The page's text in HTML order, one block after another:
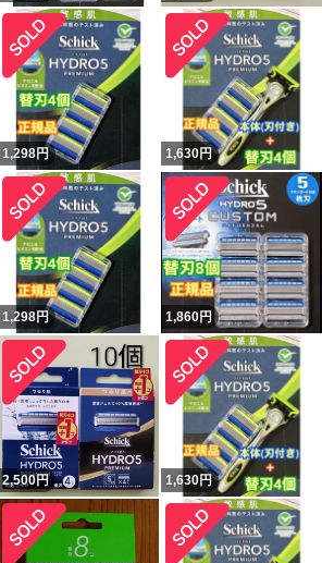
1,298円 1,630円
1,298円 1,860円
2,500円 1,630円